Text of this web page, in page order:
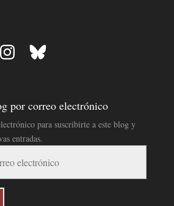
InstagramBluesky
por correo electrónico
para suscribirte a este blog y
entradas.